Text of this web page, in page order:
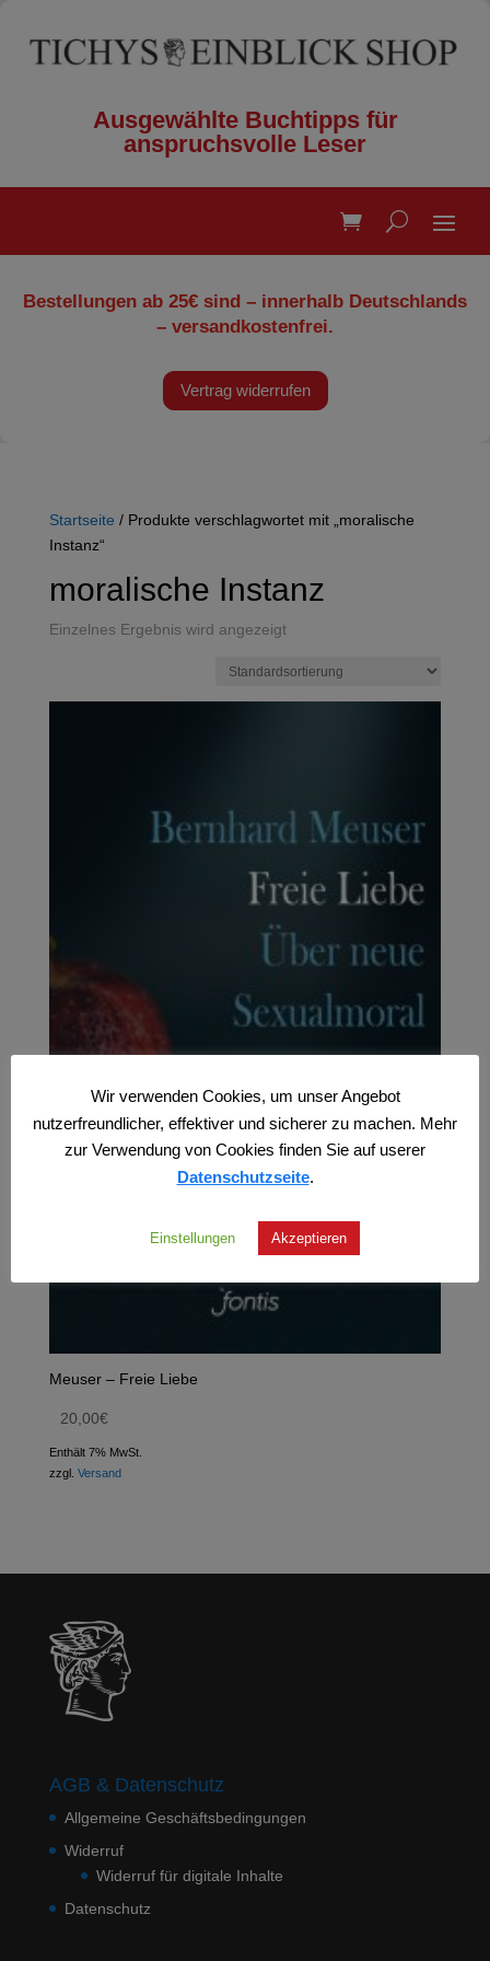
Ausgewählte Buchtipps für
anspruchsvolle Leser
Bestellungen ab 25€ sind – innerhalb Deutschlands
– versandkostenfrei.
Vertrag widerrufen
Startseite / Produkte verschlagwortet mit „moralische
Instanz“
moralische Instanz
Einzelnes Ergebnis wird angezeigt
Meuser – Freie Liebe
20,00€
Enthält 7% MwSt.
zzgl. Versand
AGB & Datenschutz
Allgemeine Geschäftsbedingungen
Widerruf
Widerruf für digitale Inhalte
Datenschutz
Wir verwenden Cookies, um unser Angebot
nutzerfreundlicher, effektiver und sicherer zu machen. Mehr
zur Verwendung von Cookies finden Sie auf userer
Datenschutzseite.
Einstellungen Akzeptieren